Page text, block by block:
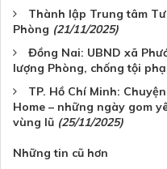
Thành lập Trung tâm
Phòng (21/11/2025)
Đồng Nai: UBND xã
lượng Phòng, chống tội
TP. Hồ Chí Minh:
Home – những ngày gom
vùng lũ (25/11/2025)
Những tin cũ hơn